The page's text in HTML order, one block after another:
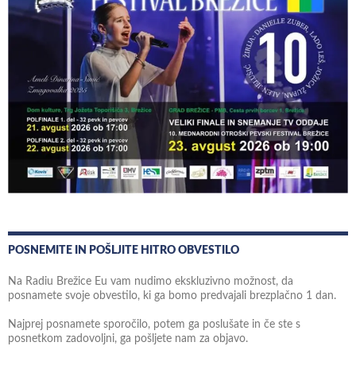
POSNEMITE IN POŠLJITE HITRO OBVESTILO
Na Radiu Brežice Eu vam nudimo ekskluzivno možnost, da
posnamete svoje obvestilo, ki ga bomo predvajali brezplačno 1 dan.
Najprej posnamete sporočilo, potem ga poslušate in če ste s
posnetkom zadovoljni, ga pošljete nam za objavo.